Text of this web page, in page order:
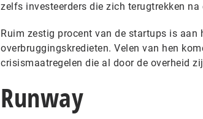
zelfs investeerders die zich terugtrekken na
Ruim zestig procent van de startups is
overbruggingskredieten. Velen van hen
crisismaatregelen die al door de overheid
Runway